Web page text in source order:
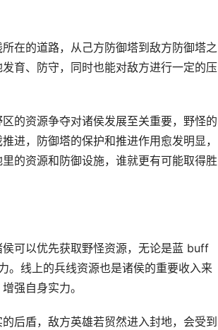
在的道路，从己方防御塔到敌方防御塔之
育、防守，同时也能对敌方进行一定的压
的资源争夺对诸侯发展至关重要，野怪的
进，防御塔的保护和推进作用愈发明显，
的资源和防御设施，谁就更有可能取得胜
可以优先获取野怪资源，无论是蓝 buff
。线上的兵线资源也是诸侯的重要收入来
强自身实力。
后盾，敌方英雄若贸然进入封地，会受到